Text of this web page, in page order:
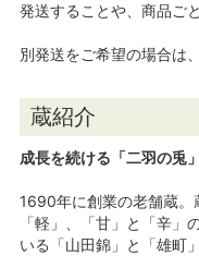
発送することや、商品ご
別発送をご希望の場合は
蔵紹介
成長を続ける「二羽の兎」
1690年に創業の老舗蔵。
「軽」、「甘」と「辛
いる「山田錦」と「雄町